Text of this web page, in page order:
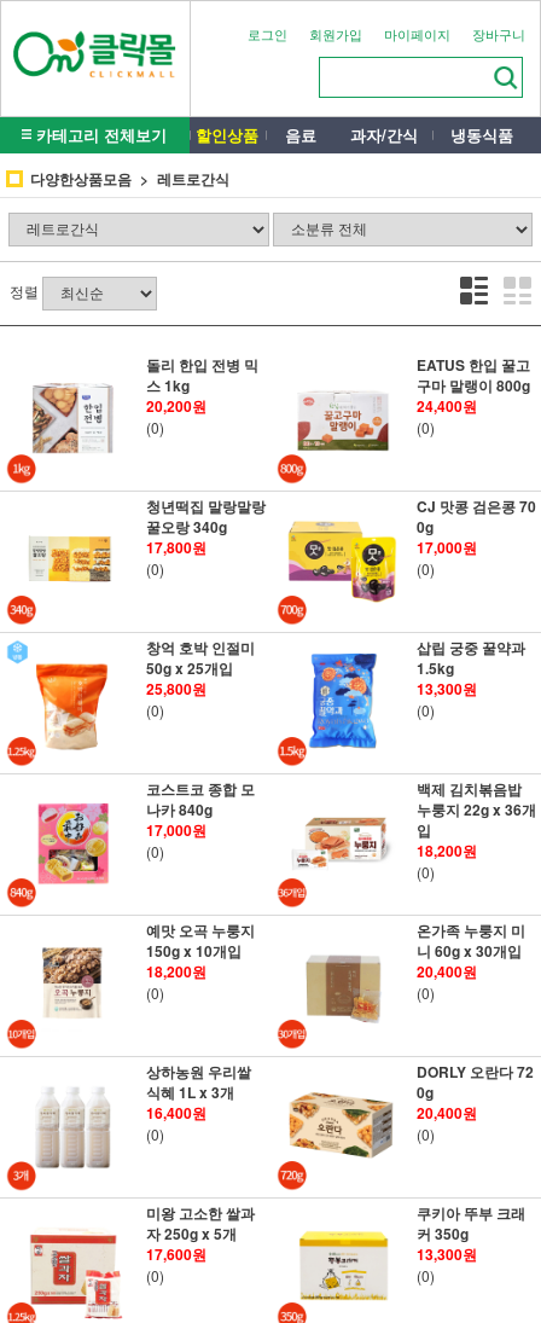
로그인 회원가입 마이페이지 장바구니
카테고리 전체보기 할인상품 음료 과자/간식 냉동식품
다양한상품모음 레트로간식
정렬
돌리 한입 전병 믹
스 1kg
20,200원
(0)
EATUS 한입 꿀고
구마 말랭이 800g
24,400원
(0)
청년떡집 말랑말랑
꿀오랑 340g
17,800원
(0)
CJ 맛콩 검은콩 70
0g
17,000원
(0)
창억 호박 인절미
50g x 25개입
25,800원
(0)
삽립 궁중 꿀약과
1.5kg
13,300원
(0)
코스트코 종합 모
나카 840g
17,000원
(0)
백제 김치볶음밥
누룽지 22g x 36개
입
18,200원
(0)
예맛 오곡 누룽지
150g x 10개입
18,200원
(0)
온가족 누룽지 미
니 60g x 30개입
20,400원
(0)
상하농원 우리쌀
식혜 1L x 3개
16,400원
(0)
DORLY 오란다 72
0g
20,400원
(0)
미왕 고소한 쌀과
자 250g x 5개
17,600원
(0)
쿠키아 뚜부 크래
커 350g
13,300원
(0)